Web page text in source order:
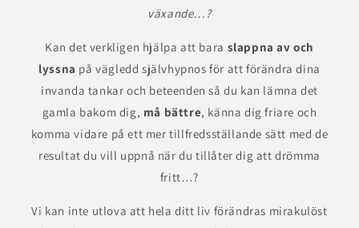
växande…?
Kan det verkligen hjälpa att bara slappna av och
lyssna på vägledd självhypnos för att förändra dina
invanda tankar och beteenden så du kan lämna det
gamla bakom dig, må bättre, känna dig friare och
komma vidare på ett mer tillfredsställande sätt med de
resultat du vill uppnå när du tillåter dig att drömma
fritt…?
Vi kan inte utlova att hela ditt liv förändras mirakulöst